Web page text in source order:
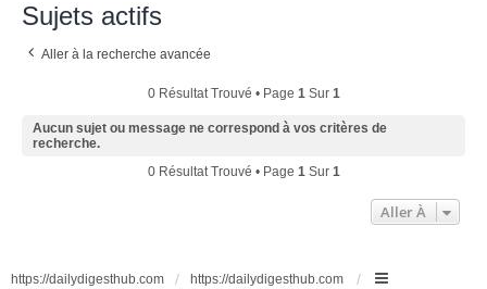
Sujets actifs
Aller à la recherche avancée
0 Résultat Trouvé • Page 1Sur 1
Aucun sujet ou message ne correspond à vos critères de
recherche.
0 Résultat Trouvé • Page 1Sur 1
Aller À
https://dailydigesthub.com https://dailydigesthub.com